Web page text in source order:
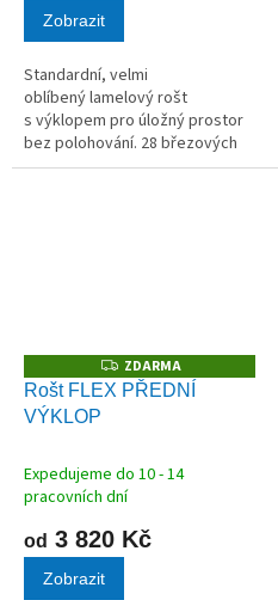
Zobrazit
Standardní, velmi
oblíbený lamelový rošt
s výklopem pro úložný prostor
bez polohování. 28 březových
lamel v kvalitních kaučukových
Z
D
A
ZDARMA
Rošt FLEX PŘEDNÍ
VÝKLOP
Expedujeme do 10 - 14
pracovních dní
od 3 820 Kč
Zobrazit